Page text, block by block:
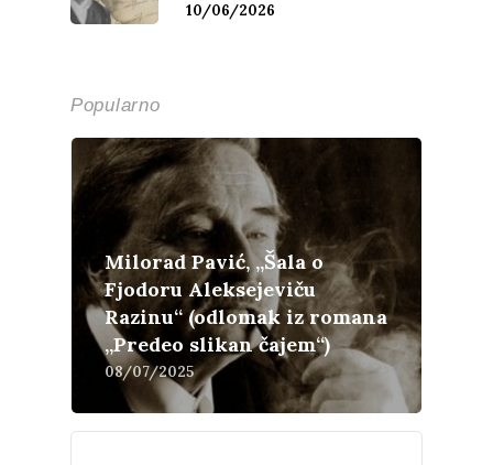
10/06/2026
Popularno
Milorad Pavić, „Šala o
Fjodoru Aleksejeviču
Razinu“ (odlomak iz romana
„Predeo slikan čajem“)
08/07/2025